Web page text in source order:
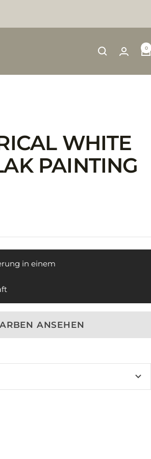
0
WHITE
PAINTING
in einem
ANSEHEN